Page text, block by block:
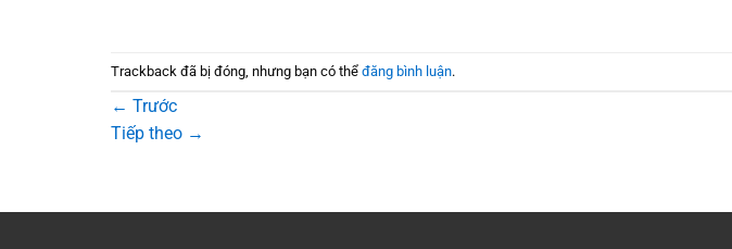
Trackback đã bị đóng, nhưng bạn có thể đăng bình luận.
← Trước
Tiếp theo →